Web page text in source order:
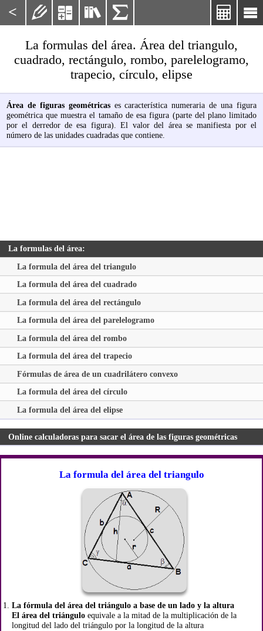
< 

   
La formulas del área. Área del triangulo,
cuadrado, rectángulo, rombo, parelelogramo,
trapecio, círculo, elipse
Área de figuras geométricases característica numeraria de una figura
geométrica que muestra el tamaño de esa figura (parte del plano limitado
por el derredor de esa figura). El valor del área se manifiesta por el
número de las unidades cuadradas que contiene.
La formulas del área:
La formula del área del triangulo
La formula del área del cuadrado
La formula del área del rectángulo
La formula del área del parelelogramo
La formula del área del rombo
La formula del área del trapecio
Fórmulas de área de un cuadrilátero convexo
La formula del área del círculo
La formula del área del elipse
Online calculadoras para sacar el área de las figuras geométricas
La formula del área del triangulo
La fórmula del área del triángulo a base de un lado y la altura
El área del triángulo equivale a la mitad de la multiplicación de la
longitud del lado del triángulo por la longitud de la altura